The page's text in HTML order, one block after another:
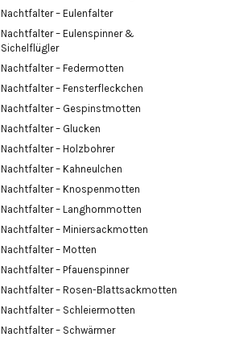
Nachtfalter – Eulenfalter
Nachtfalter – Eulenspinner &
Sichelflügler
Nachtfalter – Federmotten
Nachtfalter – Fensterfleckchen
Nachtfalter – Gespinstmotten
Nachtfalter – Glucken
Nachtfalter – Holzbohrer
Nachtfalter – Kahneulchen
Nachtfalter – Knospenmotten
Nachtfalter – Langhornmotten
Nachtfalter – Miniersackmotten
Nachtfalter – Motten
Nachtfalter – Pfauenspinner
Nachtfalter – Rosen-Blattsackmotten
Nachtfalter – Schleiermotten
Nachtfalter – Schwärmer